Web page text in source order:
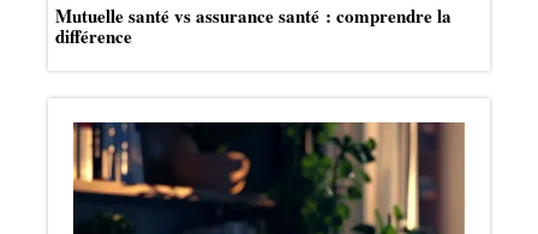
Mutuelle santé vs assurance santé : comprendre la
différence